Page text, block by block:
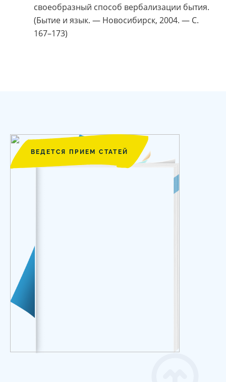
своеобразный способ вербализации бытия.
(Бытие и язык. — Новосибирск, 2004. — С.
167–173)
ВЕДЕТСЯ ПРИЕМ СТАТЕЙ